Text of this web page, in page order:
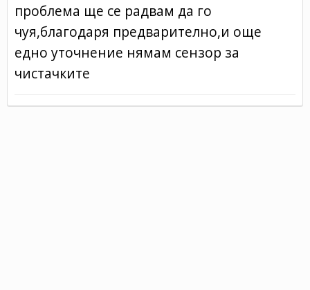
проблема ще се радвам да го
чуя,благодаря предварително,и още
едно уточнение нямам сензор за
чистачките